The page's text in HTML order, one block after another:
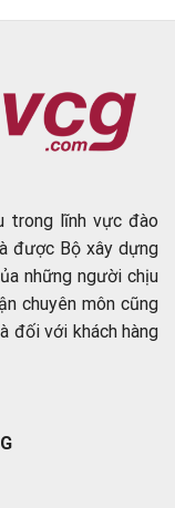
trong lĩnh vực đào
được Bộ xây dựng
những người chịu
chuyên môn cũng
đối với khách hàng